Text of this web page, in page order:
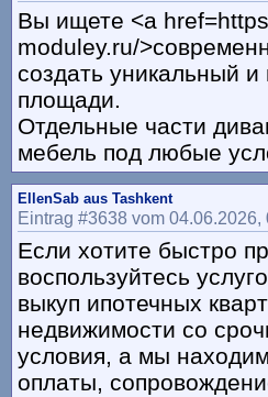
Вы ищете <a
moduley.ru/
создать уникальный
площади.
Отдельные части
мебель под любые
EllenSab aus Tashkent
Eintrag #3638 vom 04.06.2026,
Если хотите быстро
воспользуйтесь
выкуп ипотечных
недвижимости со
условия, а мы
оплаты,